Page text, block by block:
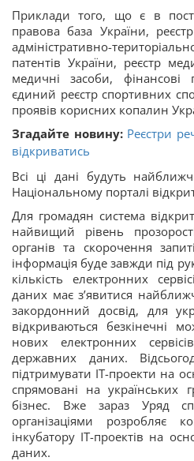
Приклади того, що є в
правова база України,
адміністративно-
патентів України, реєстр
медичні засоби, фінансові
єдиний реєстр спортивних
проявів корисних копалин
Згадайте новину: Реєстри
відкриватись
Всі ці дані будуть
Національному порталі
Для громадян система
найвищий рівень
органів та скорочення
інформація буде завжди під
кількість електронних
даних має з’явитися
закордонний досвід, для
відкриваються безкінечні
нових електронних
державних даних.
підтримувати ІТ-проекти на
спрямовані на українських
бізнес. Вже зараз Уряд
організаціями розробляє
інкубатору ІТ-проектів на
даних.